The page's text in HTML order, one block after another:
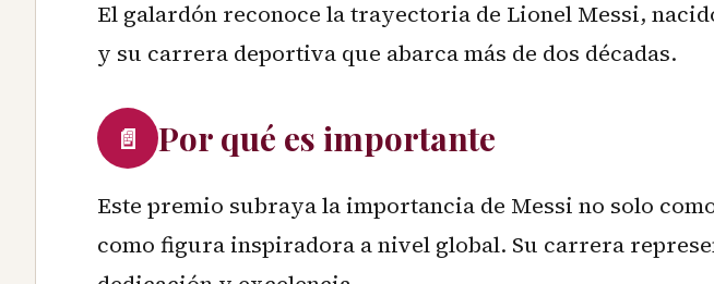
El galardón reconoce la trayectoria de Lionel Messi,
y su carrera deportiva que abarca más de dos décadas.
📄 Por qué es importante
Este premio subraya la importancia de Messi no solo
como figura inspiradora a nivel global. Su carrera